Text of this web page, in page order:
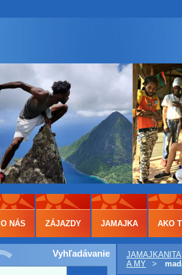
Vyhľadávanie JAMAJKANITA
A MY
>
O NÁS ZÁJAZDY JAMAJKA AKO